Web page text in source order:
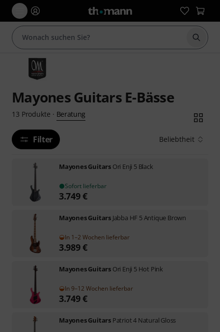
Suche
Mayones Guitars E-Bässe
13 Produkte · Beratung
Filter Beliebtheit
Mayones Guitars Ori Enji 5 Black
Sofort lieferbar
3.749€
Mayones Guitars Jabba HF 5 Antique Brown
In 1–2 Wochen lieferbar
3.989€
Mayones Guitars Ori Enji 5 Hot Pink
In 9–12 Wochen lieferbar
3.749€
Mayones Guitars Patriot 4 Natural Gloss